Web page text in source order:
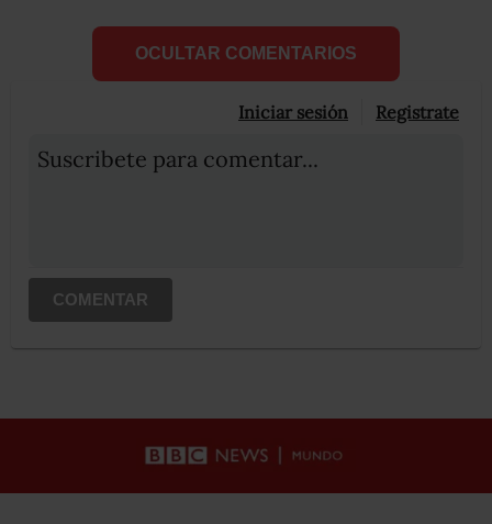
OCULTAR COMENTARIOS
Iniciar sesión Registrate
Suscribete para comentar...
COMENTAR